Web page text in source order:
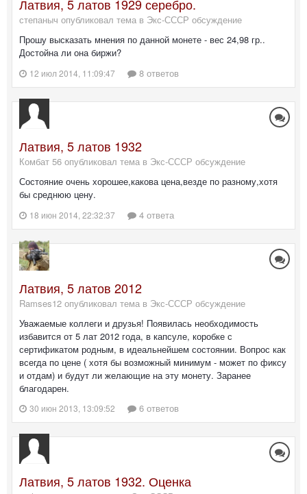
Латвия, 5 латов 1929 серебро.
степаныч опубликовал тема в Экс-СССР обсуждение
Прошу высказать мнения по данной монете - вес 24,98 гр..
Достойна ли она биржи?
12 июл 2014, 11:09:47 8 ответов
Латвия, 5 латов 1932
Комбат 56 опубликовал тема в Экс-СССР обсуждение
Состояние очень хорошее,какова цена,везде по разному,хотя
бы среднюю цену.
18 июн 2014, 22:32:37 4 ответа
Латвия, 5 латов 2012
Ramses12 опубликовал тема в Экс-СССР обсуждение
Уважаемые коллеги и друзья! Появилась необходимость
избавится от 5 лат 2012 года, в капсуле, коробке с
сертификатом родным, в идеальнейшем состоянии. Вопрос как
всегда по цене ( хотя бы возможный минимум - может по фиксу
и отдам) и будут ли желающие на эту монету. Заранее
благодарен.
30 июн 2013, 13:09:52 6 ответов
Латвия, 5 латов 1932. Оценка